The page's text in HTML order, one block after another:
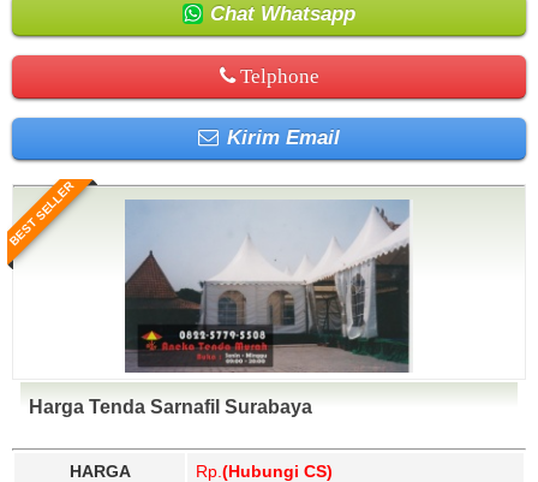
Chat Whatsapp
Telphone
Kirim Email
BEST SELLER
Harga Tenda Sarnafil Surabaya
HARGA Rp. (Hubungi CS)